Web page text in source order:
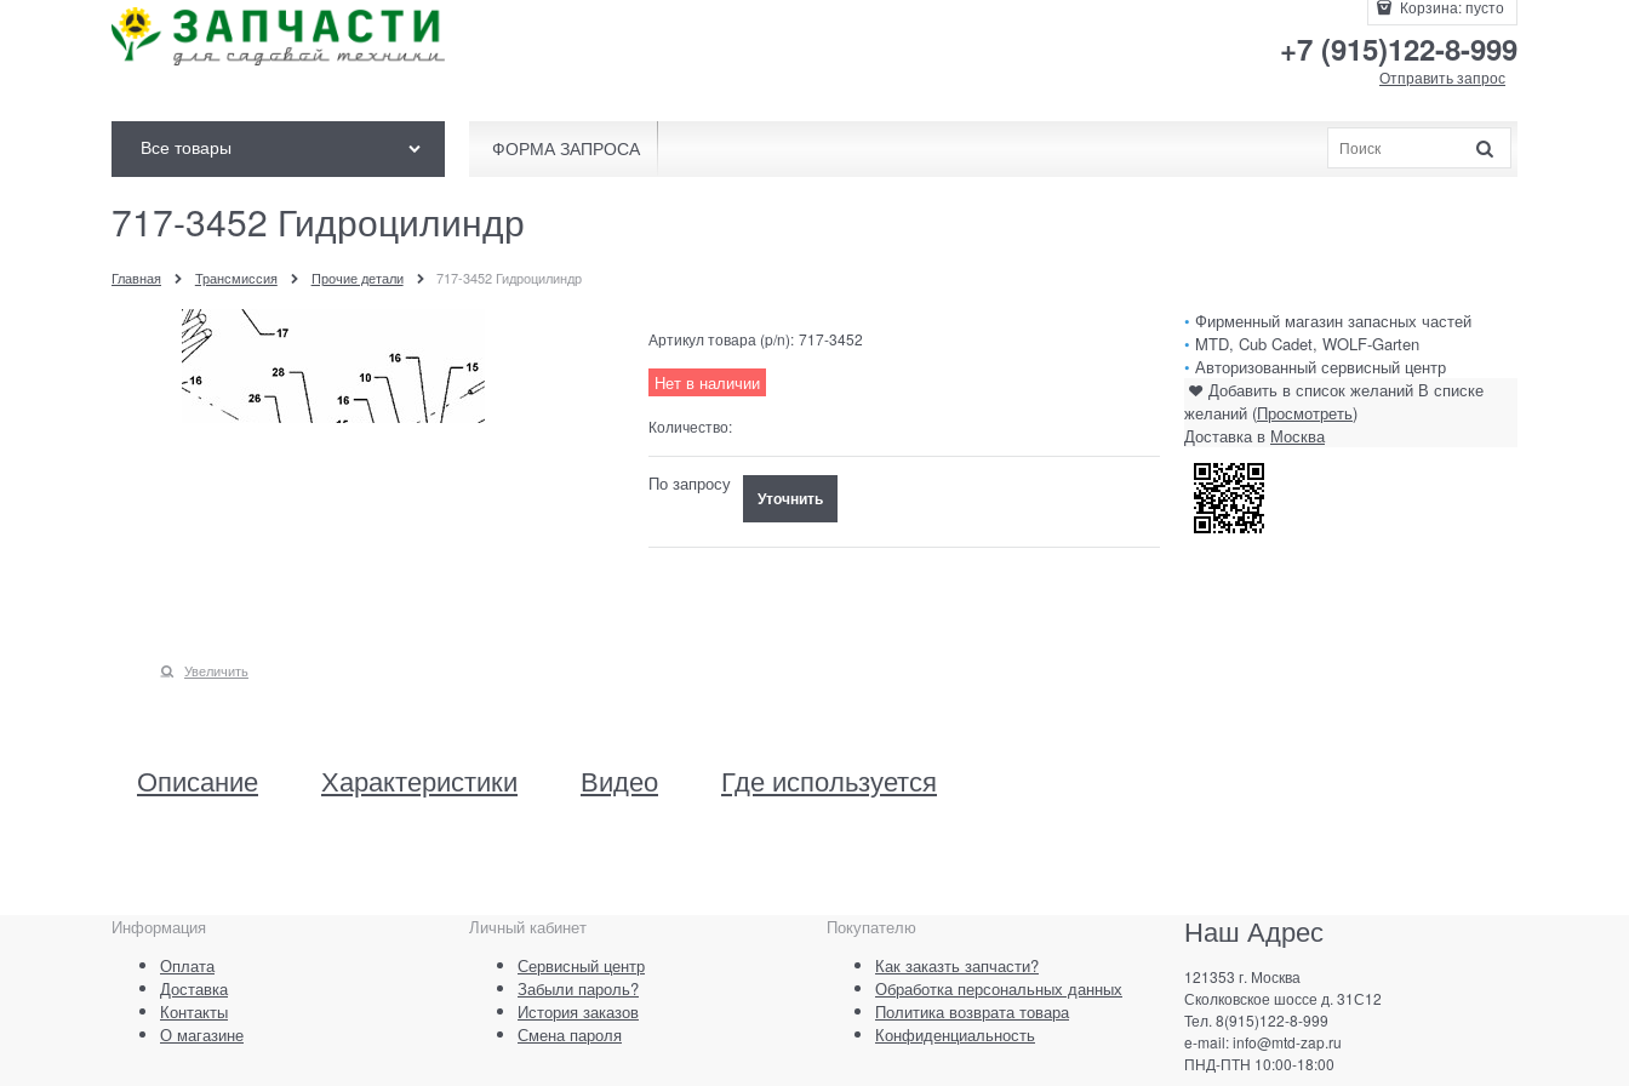
Корзина:пусто
+7 (915)122-8-999
Отправить запрос
Все товары ФОРМА ЗАПРОСА
717-3452 Гидроцилиндр
Главная Трансмиссия Прочие детали 717-3452 Гидроцилиндр
Увеличить
Артикул товара (p/n): 717-3452
Нет в наличии
Количество:
По запросу
Уточнить
Описание Характеристики Видео Где используется
• Фирменный магазин запасных частей
• MTD, Cub Cadet, WOLF-Garten
• Авторизованный сервисный центр
Добавить в список желаний В списке
желаний (Просмотреть)
Доставка в Москва
Информация
Оплата
Доставка
Контакты
О магазине
Личный кабинет
Сервисный центр
Забыли пароль?
История заказов
Смена пароля
Покупателю
Как заказть запчасти?
Обработка персональных данных
Политика возврата товара
Конфиденциальность
Наш Адрес
121353 г. Москва
Сколковское шоссе д. 31С12
Тел. 8(915)122-8-999
e-mail: info@mtd-zap.ru
ПНД-ПТН 10:00-18:00